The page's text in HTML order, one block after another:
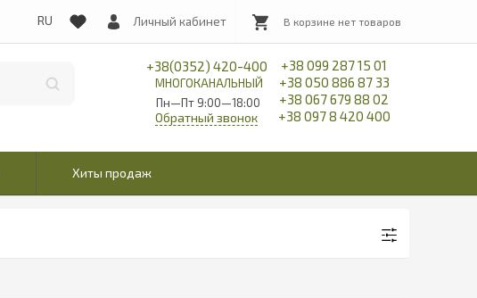
Личный кабинет
+38(0352) 420-400
МНОГОКАНАЛЬНЫЙ
Пн—Пт 9:00—18:00
+38 099 287 15 01
+38 050 886 87 33
+38 067 679 88 02
+38 097 8 420 400
Обратный звонок
Хиты продаж